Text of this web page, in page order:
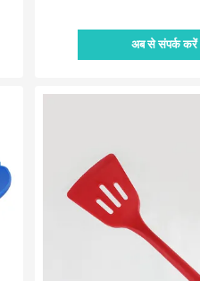
अब से संपर्क करें